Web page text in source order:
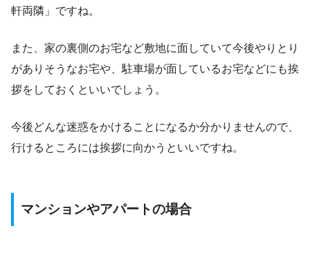
軒両隣」ですね。
また、家の裏側のお宅など敷地に面していて今後やりとり
がありそうなお宅や、駐車場が面しているお宅などにも挨
拶をしておくといいでしょう。
今後どんな迷惑をかけることになるか分かりませんので、
行けるところには挨拶に向かうといいですね。
マンションやアパートの場合